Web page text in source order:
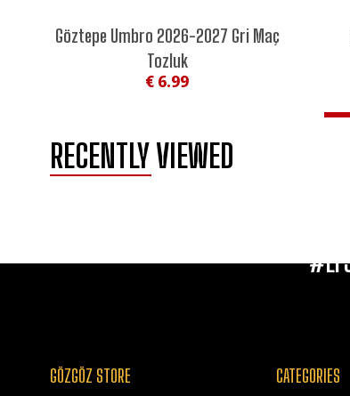
NEW SEASON
NEW
Göztepe Umbro 2026-2027 Gri Maç
Tozluk
€ 6.99
RECENTLY VIEWED
GÖZGÖZ STORE CATEGORIES